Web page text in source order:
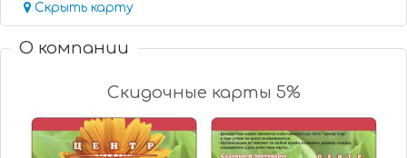
Скрыть карту
О компании
Скидочные карты 5%